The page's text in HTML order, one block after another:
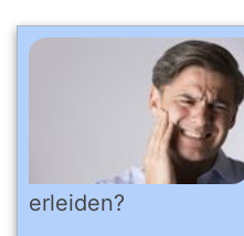
erleiden?